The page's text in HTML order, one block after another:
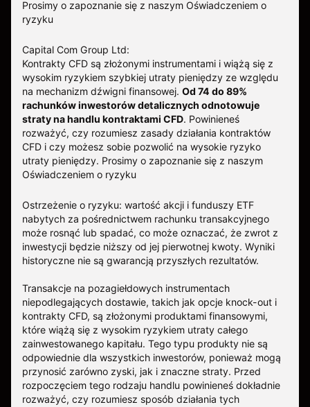
Prosimy o zapoznanie się z naszym Oświadczeniem o
ryzyku
Capital Com Group Ltd:
Kontrakty CFD są złożonymi instrumentami i wiążą się z
wysokim ryzykiem szybkiej utraty pieniędzy ze względu
na mechanizm dźwigni finansowej. Od 74 do 89%
rachunków inwestorów detalicznych odnotowuje
straty na handlu kontraktami CFD. Powinieneś
rozważyć, czy rozumiesz zasady działania kontraktów
CFD i czy możesz sobie pozwolić na wysokie ryzyko
utraty pieniędzy. Prosimy o zapoznanie się z naszym
Oświadczeniem o ryzyku
Ostrzeżenie o ryzyku: wartość akcji i funduszy ETF
nabytych za pośrednictwem rachunku transakcyjnego
może rosnąć lub spadać, co może oznaczać, że zwrot z
inwestycji będzie niższy od jej pierwotnej kwoty. Wyniki
historyczne nie są gwarancją przyszłych rezultatów.
Transakcje na pozagiełdowych instrumentach
niepodlegających dostawie, takich jak opcje knock-out i
kontrakty CFD, są złożonymi produktami finansowymi,
które wiążą się z wysokim ryzykiem utraty całego
zainwestowanego kapitału. Tego typu produkty nie są
odpowiednie dla wszystkich inwestorów, ponieważ mogą
przynosić zarówno zyski, jak i znaczne straty. Przed
rozpoczęciem tego rodzaju handlu powinieneś dokładnie
rozważyć, czy rozumiesz sposób działania tych